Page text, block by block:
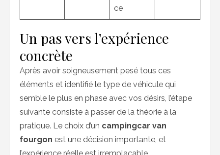
ce
Un pas vers l’expérience
concrète
Après avoir soigneusement pesé tous ces
éléments et identifié le type de véhicule qui
semble le plus en phase avec vos désirs, l’étape
suivante consiste à passer de la théorie à la
pratique. Le choix d’un campingcar van
fourgon est une décision importante, et